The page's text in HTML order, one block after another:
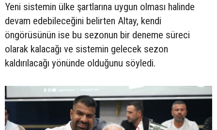
Yeni sistemin ülke şartlarına uygun olması halinde
devam edebileceğini belirten Altay, kendi
öngörüsünün ise bu sezonun bir deneme süreci
olarak kalacağı ve sistemin gelecek sezon
kaldırılacağı yönünde olduğunu söyledi.